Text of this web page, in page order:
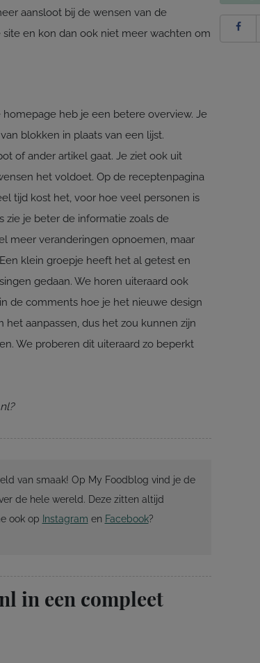
aansloot bij de wensen van de
en kon dan ook niet meer wachten om
heb je een betere overview. Je
blokken in plaats van een lijst.
of ander artikel gaat. Je ziet ook uit
het voldoet. Op de receptenpagina
tijd kost het, voor hoe veel personen is
zie je beter de informatie zoals de
meer veranderingen opnoemen, maar
klein groepje heeft het al getest en
gedaan. We horen uiteraard ook
de comments hoe je het nieuwe design
aanpassen, dus het zou kunnen zijn
We proberen dit uiteraard zo beperkt
van smaak! Op My Foodblog vind je de
de hele wereld. Deze zitten altijd
ook op Instagram en Facebook?
in een compleet